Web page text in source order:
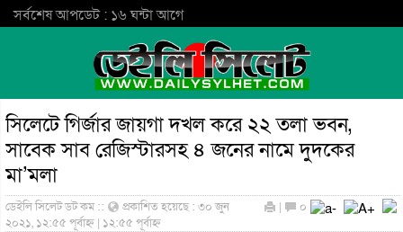
সর্বশেষ আপডেট : ১৬ ঘন্টা আগে
সিলেটে গির্জার জায়গা দখল করে ২২ তলা ভবন,
সাবেক সাব রেজিস্টারসহ ৪ জনের নামে দুদকের
মা’মলা
ডেইলি সিলেট ডট কম ::
প্রকাশিত হয়েছে : ৩০ জুন
২০২১, ১২:৫৫ পূর্বাহ্ন | ১২:৫৫ পূর্বাহ্ন
| ০